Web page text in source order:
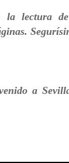
lectura
a